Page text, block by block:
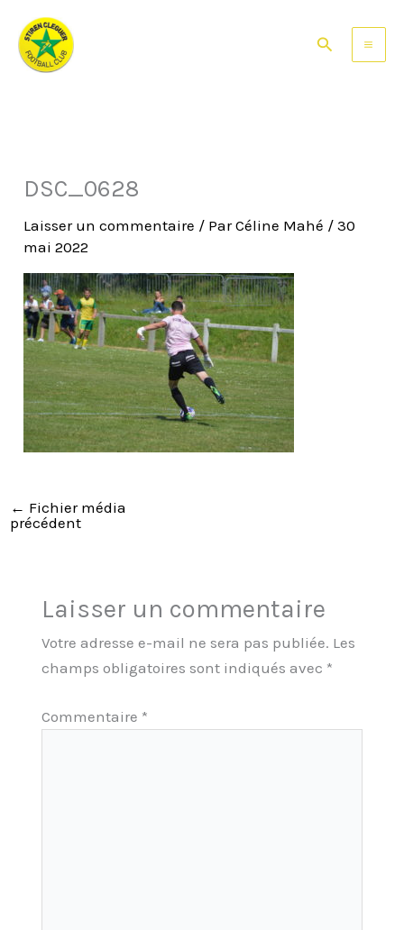
contenu
Rechercher
DSC_0628
Laisser un commentaire / ParCéline Mahé /30
mai 2022
← Fichier média
précédent
Laisser un commentaire
Votre adresse e-mail ne sera pas publiée. Les
champs obligatoires sont indiqués avec *
Commentaire *